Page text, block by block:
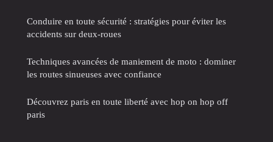
Conduire en toute sécurité : stratégies pour éviter les
accidents sur deux-roues
Techniques avancées de maniement de moto : dominer
les routes sinueuses avec confiance
Découvrez paris en toute liberté avec hop on hop off
paris